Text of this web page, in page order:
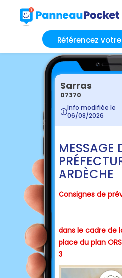
Référencez
Sarras
07370
Info modifiée le
06/08/2026
MESSAGE
ARDÈCHE
Consignes de
dans le cadre de
place du plan
3